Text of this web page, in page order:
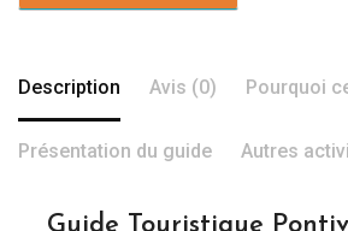
Description Avis (0) Pourquoi
Présentation du guide Autres
Guide Touristique